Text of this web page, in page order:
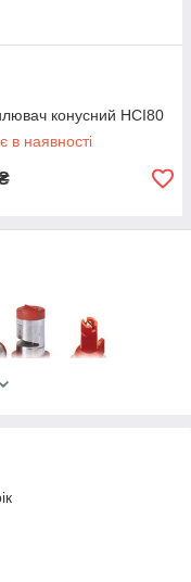
конусний HCI80
в наявності
магазину